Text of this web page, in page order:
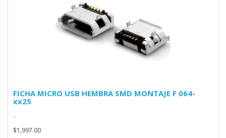
FICHA MICRO USB HEMBRA SMD MONTAJE F 064-
xx25
..
$1,997.00